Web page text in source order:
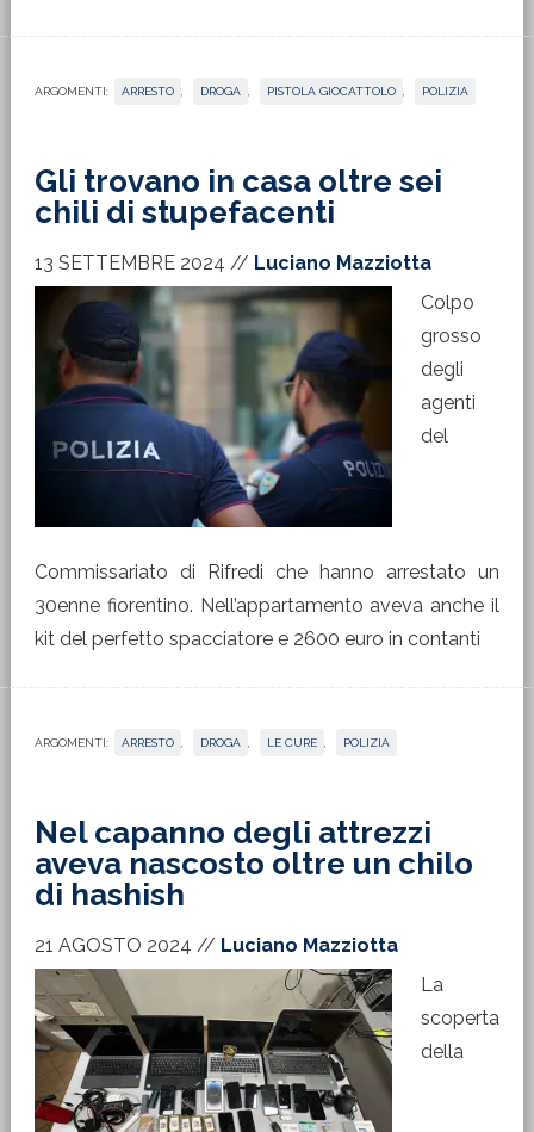
ARGOMENTI: ARRESTO DROGA PISTOLA GIOCATTOLO POLIZIA
Gli trovano in casa oltre sei
chili di stupefacenti
13 SETTEMBRE 2024 // Luciano Mazziotta
Colpo
grosso
degli
agenti
del
Commissariato di Rifredi che hanno arrestato un
30enne fiorentino. Nell’appartamento aveva anche il
kit del perfetto spacciatore e 2600 euro in contanti
ARGOMENTI: ARRESTO DROGA LE CURE POLIZIA
Nel capanno degli attrezzi
aveva nascosto oltre un chilo
di hashish
21 AGOSTO 2024 // Luciano Mazziotta
La
scoperta
della